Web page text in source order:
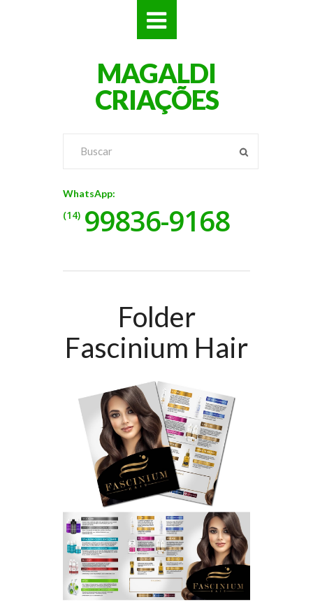
MAGALDI
CRIAÇÕES
WhatsApp:
(14) 99836-9168
Folder
Fascinium Hair